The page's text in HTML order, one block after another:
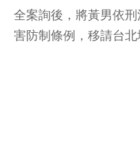
全案詢後，將黃男依
害防制條例，移請台北